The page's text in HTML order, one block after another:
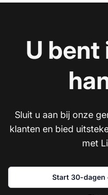
U bent
Sluit u aan bij onze
klanten en bied
met
Start 30-